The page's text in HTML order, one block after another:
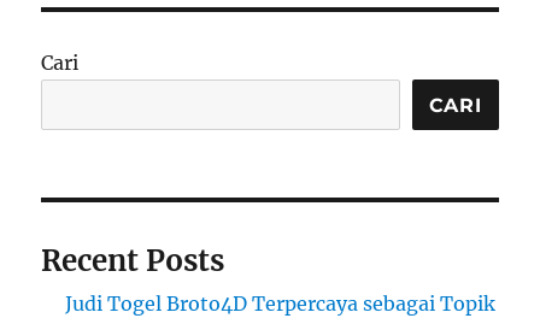
Cari
CARI
Recent Posts
Judi Togel Broto4D Terpercaya sebagai Topik